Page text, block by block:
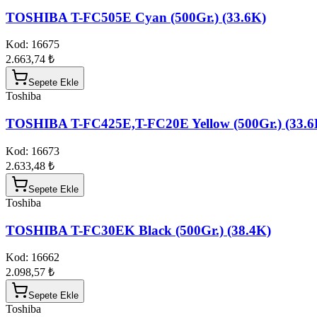
TOSHIBA T-FC505E Cyan (500Gr.) (33.6K)
Kod: 16675
2.663,74 ₺
Sepete Ekle
Toshiba
TOSHIBA T-FC425E,T-FC20E Yellow (500Gr.)
Kod: 16673
2.633,48 ₺
Sepete Ekle
Toshiba
TOSHIBA T-FC30EK Black (500Gr.) (38.4K)
Kod: 16662
2.098,57 ₺
Sepete Ekle
Toshiba